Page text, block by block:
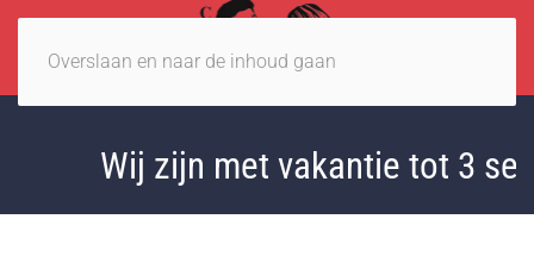
Overslaan en naar de inhoud gaan
Wij zijn met vakantie tot 3